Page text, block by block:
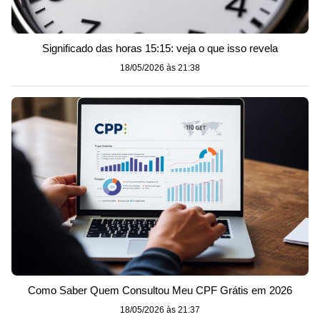
Significado das horas 15:15: veja o que isso revela
18/05/2026 às 21:38
Como Saber Quem Consultou Meu CPF Grátis em 2026
18/05/2026 às 21:37